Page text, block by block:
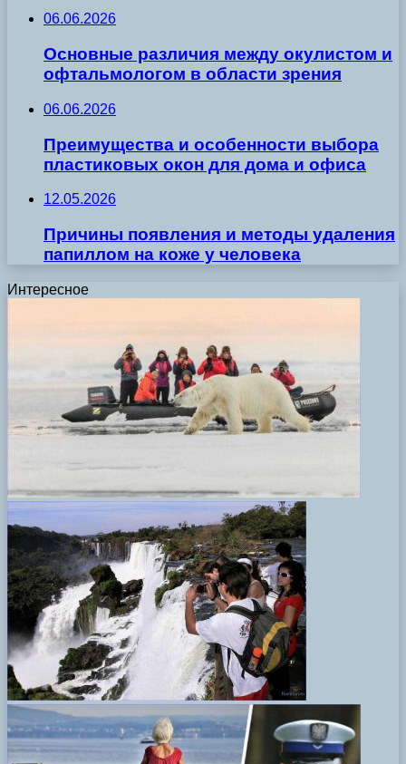
06.06.2026
Основные различия между окулистом и
офтальмологом в области зрения
06.06.2026
Преимущества и особенности выбора
пластиковых окон для дома и офиса
12.05.2026
Причины появления и методы удаления
папиллом на коже у человека
Интересное